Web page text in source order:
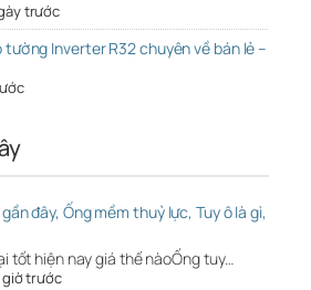
trước
tường Inverter R32 chuyên về bán lẻ –
đây, Ống mềm thuỷ lực, Tuy ô là gì,
tốt hiện nay giá thế nàoỐng tuy…
giờ trước